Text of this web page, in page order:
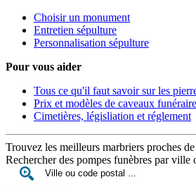
Choisir un monument
Entretien sépulture
Personnalisation sépulture
Pour vous aider
Tous ce qu'il faut savoir sur les
Prix et modèles de caveaux
Cimetières, législiation et réglement
Trouvez les meilleurs marbriers proches
Rechercher des pompes funèbres par ville